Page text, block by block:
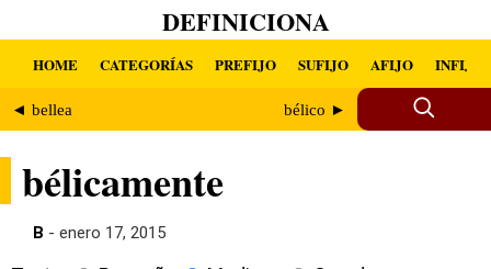
DEFINICIONA
HOME CATEGORÍAS PREFIJO SUFIJO AFIJO INFIJO
◄ bellea bélico ►
bélicamente
B - enero 17, 2015